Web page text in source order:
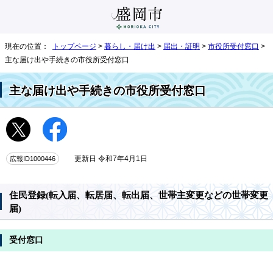
現在の位置： トップページ > 暮らし・届け出 > 届出・証明 > 市役所受付窓口 >
主な届け出や手続きの市役所受付窓口
主な届け出や手続きの市役所受付窓口
広報ID1000446 更新日 令和7年4月1日
住民登録(転入届、転居届、転出届、世帯主変更などの世帯変更
届)
受付窓口